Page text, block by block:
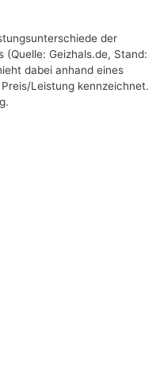
der
Geizhals.de, Stand:
dabei anhand eines
Leistung kennzeichnet.